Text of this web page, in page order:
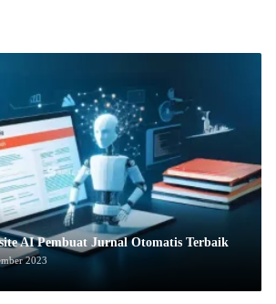
AI Pembuat Jurnal Otomatis Terbaik
2023